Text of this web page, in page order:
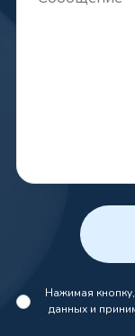
Нажимая
данных и